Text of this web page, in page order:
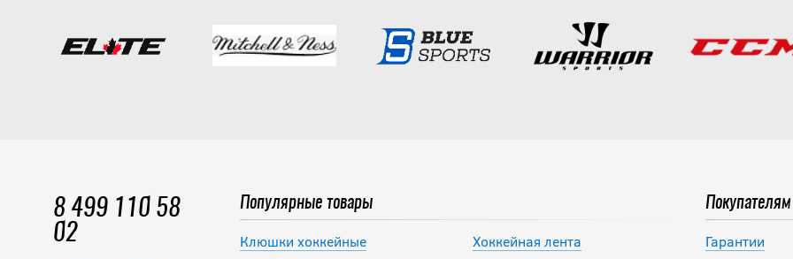
8 499 110 58
02
Популярные товары
Клюшки хоккейные
Хоккейная лента
Покупателям
Гарантии